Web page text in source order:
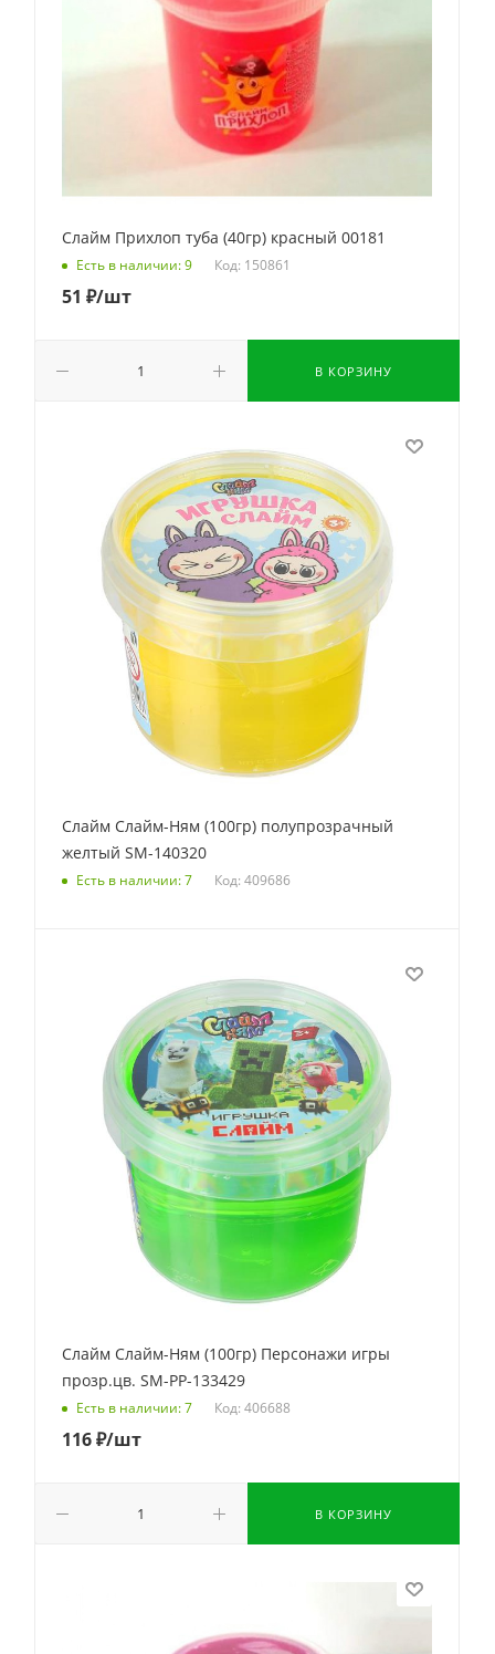
Слайм Прихлоп туба (40гр) красный 00181
Есть в наличии: 9 Код: 150861
51 ₽/шт
В КОРЗИНУ
Слайм Слайм-Ням (100гр) полупрозрачный
желтый SM-140320
Есть в наличии: 7 Код: 409686
Слайм Слайм-Ням (100гр) Персонажи игры
прозр.цв. SM-PP-133429
Есть в наличии: 7 Код: 406688
116₽/шт
В КОРЗИНУ